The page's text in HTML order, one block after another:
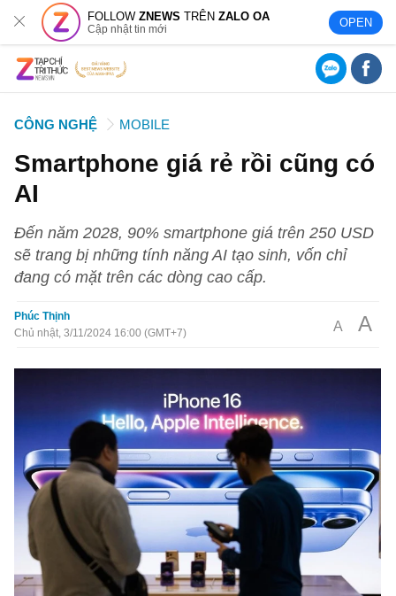
FOLLOWZNEWS TRÊNZALO OA
Cập nhật tin mới OPEN
CÔNG NGHỆ MOBILE
Smartphone giá rẻ rồi cũng có
AI
Đến năm 2028, 90% smartphone giá trên 250 USD
sẽ trang bị những tính năng AI tạo sinh, vốn chỉ
đang có mặt trên các dòng cao cấp.
Phúc Thịnh
Chủ nhật, 3/11/2024 16:00 (GMT+7)
A A